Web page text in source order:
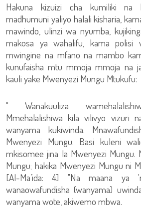
Hakuna kizuizi cha kumiliki na
madhumuni yaliyo halali kisharia,
mawindo, ulinzi wa nyumba,
makosa ya wahalifu, kama polisi
mwingine na mfano na mambo
kunufaisha mtu mmoja mmoja na
kauli yake Mwenyezi Mungu Mtukufu:
" Wanakuuliza
Mmehalalishiwa kila vilivyo vizuri
wanyama kukiwinda.
Mwenyezi Mungu. Basi kuleni
mkisomee jina la Mwenyezi Mungu.
Mungu; hakika Mwenyezi Mungu ni
[Al-Ma’ida: 4] "Na maana ya
wanaowafundisha (wanyama)
wanyama wote, akiwemo mbwa.